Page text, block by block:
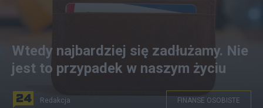
Wtedy najbardziej się zadłużamy. Nie
jest to przypadek w naszym życiu
Redakcja FINANSE OSOBISTE